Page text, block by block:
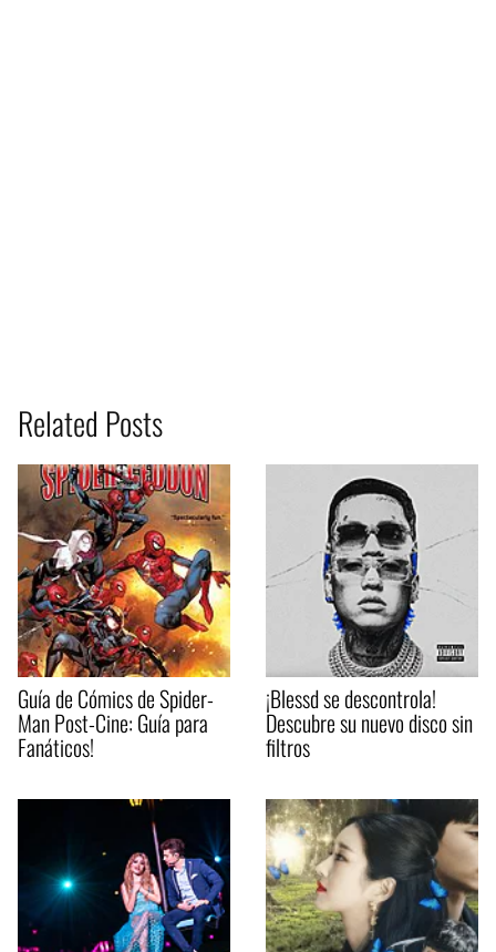
Related Posts
Guía de Cómics de Spider-
Man Post-Cine: Guía para
Fanáticos!
¡Blessd se descontrola!
Descubre su nuevo disco sin
filtros